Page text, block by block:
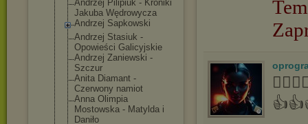
Andrzej Pilipiuk - Kroniki
Jakuba Wędrowycza
Andrzej Sapkowski
Andrzej Stasiuk -
Opowieści Galicyjskie
Andrzej Zaniewski -
Szczur
Anita Diamant -
Czerwony namiot
Anna Olimpia
Mostowska - Matylda i
Daniło